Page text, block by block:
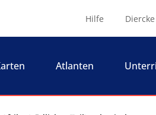
Hilfe
Atlanten